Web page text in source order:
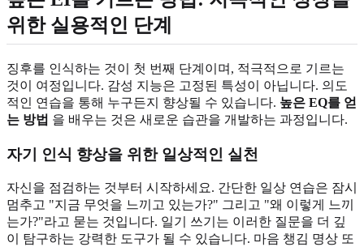
위한 실용적인 단계
징후를 인식하는 것이 첫 번째 단계이며, 적극적으로 기르는
것이 여정입니다. 감성 지능은 고정된 특성이 아닙니다. 의도
적인 연습을 통해 누구든지 향상될 수 있습니다. 높은 EQ를 얻
는 방법 을 배우는 것은 새로운 습관을 개발하는 과정입니다.
자기 인식 향상을 위한 일상적인 실천
자신을 점검하는 것부터 시작하세요. 간단한 일상 연습은 잠시
멈추고 "지금 무엇을 느끼고 있는가?" 그리고 "왜 이렇게 느끼
는가?"라고 묻는 것입니다. 일기 쓰기는 이러한 질문을 더 깊
이 탐구하는 강력한 도구가 될 수 있습니다. 마음 챙김 명상 또